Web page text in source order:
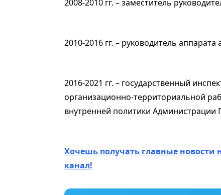
2008-2010 гг. – заместитель
2010-2016 гг. – руководитель
2016-2021 гг. – государственный
организационно-территориальной
внутренней политики Администрации
Хочешь получать главные новости
канал!